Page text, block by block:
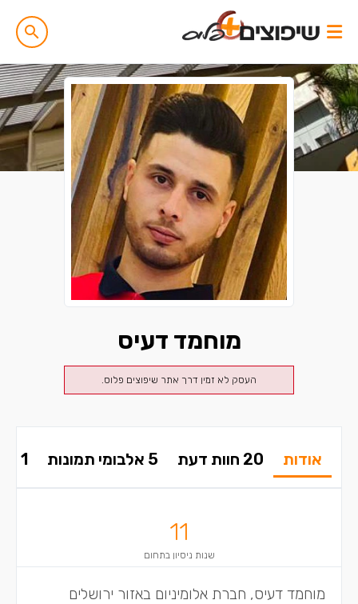
מוחמד דעיס
העסק לא זמין דרך אתר שיפוצים פלוס.
אודות 20 חוות דעת 5 אלבומי תמונות 1 סרטונים
מוחמד דעיס, חברת אלומיניום באזור ירושלים
11
שנות ניסיון בתחום